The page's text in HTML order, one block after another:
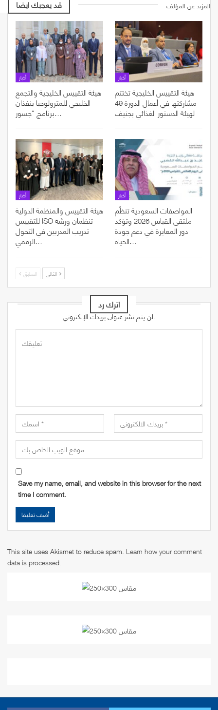
قد يعجبك ايضا المزيد عن المؤلف
أخبار
هيئة التقييس الخليجية والتجمع
الخليجي للمترولوجيا ينفذان
برنامج “جسور…
أخبار
هيئة التقييس الخليجية تختتم
مشاركتها في أعمال الدورة 49
لهيئة الدستور الغذائي بجنيف
أخبار
هيئة التقييس والمنظمة الدولية
للتقييس ISO تنظمان ورشة
تدريب المدربين في التحول
الرقمي…
أخبار
المواصفات السعودية تنظّم
ملتقى القياس 2026 وتؤكد
دور المعايرة في دعم جودة
الحياة…
السابق
اترك رد
لن يتم نشر عنوان بريدك الإلكتروني.
Save my name, email, and website in this browser for the next
time I comment.
This site uses Akismet to reduce spam. Learn how your comment
data is processed.